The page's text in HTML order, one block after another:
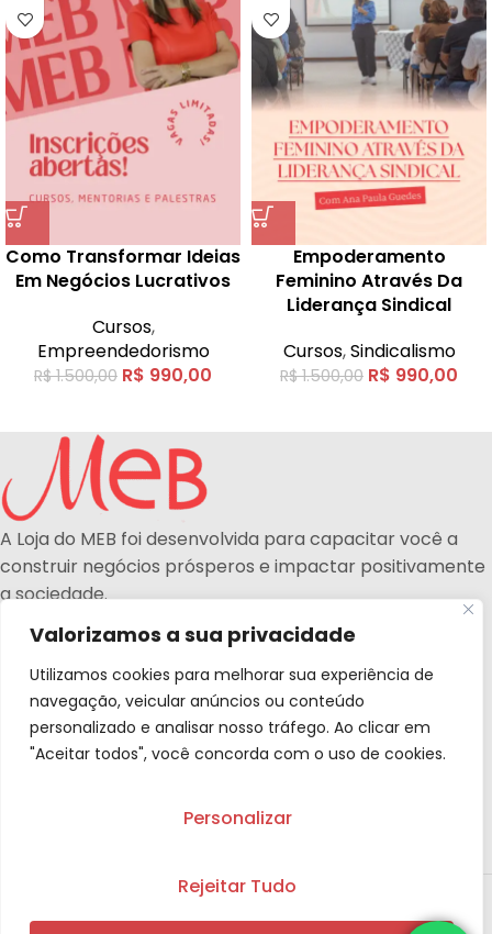
Valorizamos a sua privacidade
Utilizamos cookies para melhorar sua experiência de
navegação, veicular anúncios ou conteúdo
personalizado e analisar nosso tráfego. Ao clicar em
"Aceitar todos", você concorda com o uso de cookies.
Personalizar
Rejeitar Tudo
Como Transformar Ideias
Em Negócios Lucrativos
Cursos,
Empreendedorismo
R$1.500,00 R$ 990,00
Empoderamento
Feminino Através Da
Liderança Sindical
Cursos,Sindicalismo
R$1.500,00 R$ 990,00
A Loja do MEB foi desenvolvida para capacitar você a
construir negócios prósperos e impactar positivamente
a sociedade.
(61) 99202-4089
contato@vocemeb.com.br
BLOG
LINKS ÚTEIS
MEB - Mulheres Empreendedoras Brasil -